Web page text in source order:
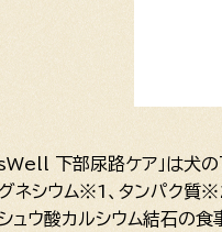
下部尿路ケア」は犬の
グネシウム※1、タンパク質
シュウ酸カルシウム結石の